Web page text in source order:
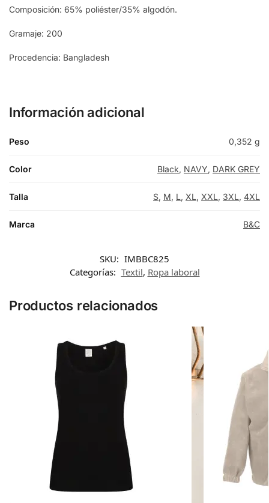
Composición: 65% poliéster/35% algodón.
Gramaje: 200
Procedencia: Bangladesh
Información adicional
Peso 0,352 g
Color Black, NAVY, DARK GREY
Talla S, M, L, XL, XXL, 3XL, 4XL
Marca B&C
SKU: IMBBC825
Categorías: Textil, Ropa laboral
Productos relacionados